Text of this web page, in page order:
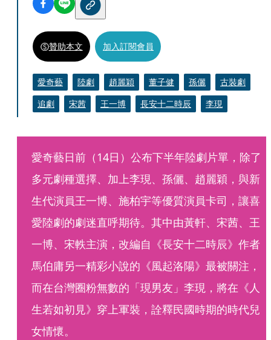
贊助本文 加入訂閱會員
愛奇藝 陸劇 趙麗穎 董子健 孫儷
古裝劇
追劇
宋茜 王一博 長安十二時辰 李現
愛奇藝日前（14日）公布下半年陸劇片單，除了
多元劇種選擇、加上李現、孫儷、趙麗穎，與新
生代演員王一博、施柏宇等優質演員卡司，讓喜
愛陸劇的劇迷直呼期待。其中由黃軒、宋茜、王
一博、宋軼主演，改編自《長安十二時辰》作者
馬伯庸另一精彩小說的《風起洛陽》最被關注，
而在台灣圈粉無數的「現男友」李現，將在《人
生若如初見》穿上軍裝，詮釋民國時期的時代兒
女情懷。